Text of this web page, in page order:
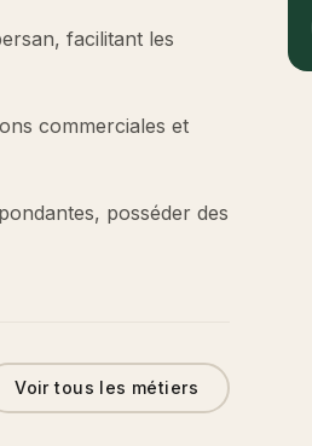
facilitant les
commerciales et
posséder des
Voir tous les métiers